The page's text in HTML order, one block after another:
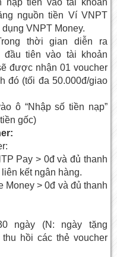
nguồn tiền Ví VNPT
VNPT Money.
thời gian diễn ra
tiên vào tài khoản
được nhận 01 voucher
đó (tối đa 50.000đ/giao
ô “Nhập số tiền nạp”
gốc)
Pay > 0đ và đủ thanh
kết ngân hàng.
Money > 0đ và đủ thanh
ngày (N: ngày tặng
hồi các thẻ voucher